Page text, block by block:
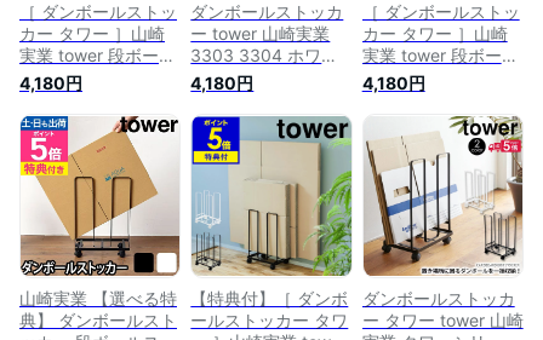
［ ダンボールストッ
カー タワー ］山崎
実業 tower 段ボール
ストッカー 段ボール
ダンボール 置き 立
て スタンド 収納 ダ
ンボールラック 段ボ
ールラック ダンボー
ル収納ワゴン ストッ
カー 収納ラック シ
ンプル おしゃれ
yamazaki 3303
3304【ポイント5倍
送料無料】
4,180円
ダンボールストッカ
ー tower 山崎実業
3303 3304 ホワイ
ト ブラック タワー
段ボールストッカー
ダンボールラック ダ
ンボールスタンド ラ
ック ストッカー 収
納 省スペース 段ボ
ール置き コンパクト
シンプル おしゃれ
白 黒 キャスター付
き 整理 まとめ
4,180円
［ ダンボールストッ
カー タワー ］山崎
実業 tower 段ボール
ストッカー 段ボール
ダンボール置き 段ボ
ール入れ 収納 ダン
ボールラック 段ボー
ルラック ダンボール
収納ワゴン 紙袋スト
ッカー ストッカー
収納ラック 整理 お
しゃれ yamazaki
3303 3304 タワー
シリーズ
4,180円
山崎実業 【選べる特
典】 ダンボールスト
【特典付】［ ダンボ
ールストッカー タワ
ダンボールストッカ
ー タワー tower 山崎